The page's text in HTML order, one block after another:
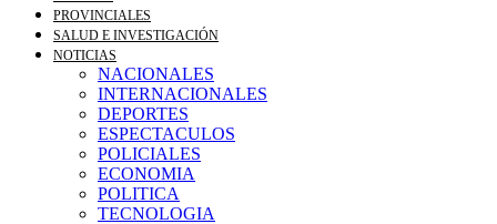
PROVINCIALES
SALUD E INVESTIGACIÓN
NOTICIAS
NACIONALES
INTERNACIONALES
DEPORTES
ESPECTACULOS
POLICIALES
ECONOMIA
POLITICA
TECNOLOGIA